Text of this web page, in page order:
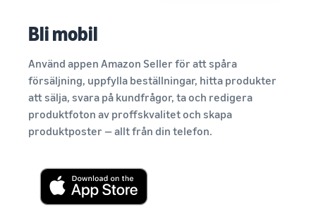
Bli mobil
Använd appen Amazon Seller för att spåra
försäljning, uppfylla beställningar, hitta produkter
att sälja, svara på kundfrågor, ta och redigera
produktfoton av proffskvalitet och skapa
produktposter — allt från din telefon.